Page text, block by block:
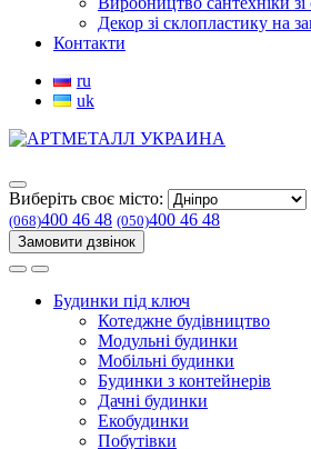
Декор зі склопластику на
Контакти
ru
uk
Виберіть своє місто:
(068)400 46 48 (050)400 46 48
Замовити дзвінок
Будинки під ключ
Котеджне будівництво
Модульні будинки
Мобільні будинки
Будинки з контейнерів
Дачні будинки
Екобудинки
Побутівки